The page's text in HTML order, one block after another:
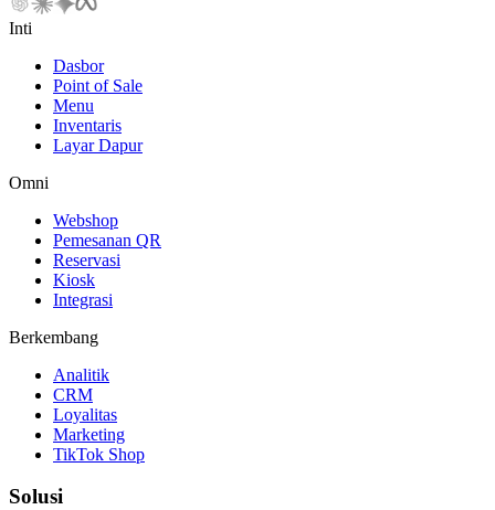
Inti
Dasbor
Point of Sale
Menu
Inventaris
Layar Dapur
Omni
Webshop
Pemesanan QR
Reservasi
Kiosk
Integrasi
Berkembang
Analitik
CRM
Loyalitas
Marketing
TikTok Shop
Solusi